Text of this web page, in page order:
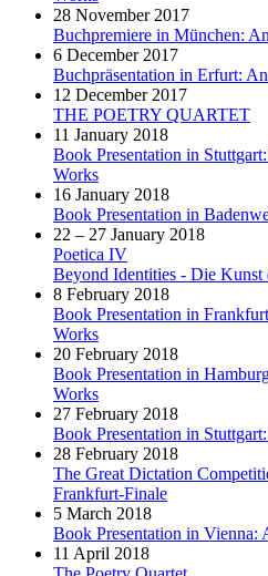
28 November 2017
Buchpremiere in München:
6 December 2017
Buchpräsentation in Erfurt:
12 December 2017
THE POETRY QUARTET
11 January 2018
Book Presentation in
Works
16 January 2018
Book Presentation in
22 – 27 January 2018
Poetica IV
Beyond Identities - Die Kunst
8 February 2018
Book Presentation in
Works
20 February 2018
Book Presentation in
Works
27 February 2018
Book Presentation in
28 February 2018
The Great Dictation
Frankfurt-Finale
5 March 2018
Book Presentation in Vienna:
11 April 2018